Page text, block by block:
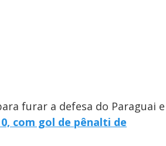
furar a defesa do Paraguai e
com gol de pênalti de